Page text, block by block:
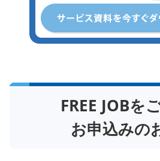
FREE JOBを
お申込みの